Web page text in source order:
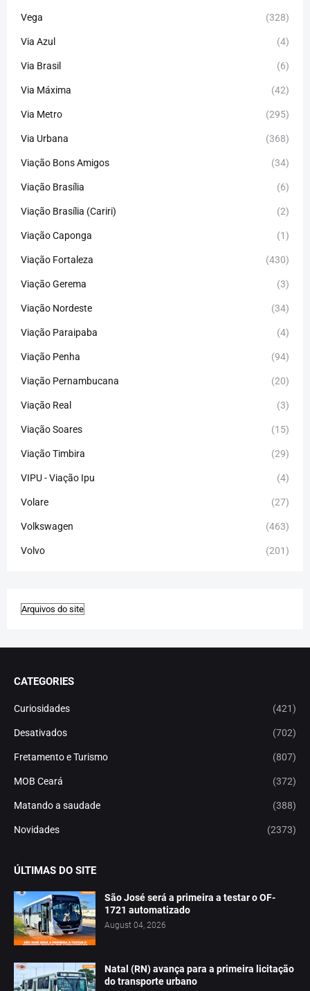
Vega (328)
Via Azul (4)
Via Brasil (6)
Via Máxima (42)
Via Metro (295)
Via Urbana (368)
Viação Bons Amigos (34)
Viação Brasília (6)
Viação Brasília (Cariri) (2)
Viação Caponga (1)
Viação Fortaleza (430)
Viação Gerema (3)
Viação Nordeste (34)
Viação Paraipaba (4)
Viação Penha (94)
Viação Pernambucana (20)
Viação Real (3)
Viação Soares (15)
Viação Timbira (29)
VIPU - Viação Ipu (4)
Volare (27)
Volkswagen (463)
Volvo (201)
CATEGORIES
Curiosidades (421)
Desativados (702)
Fretamento e Turismo (807)
MOB Ceará (372)
Matando a saudade (388)
Novidades (2373)
ÚLTIMAS DO SITE
São José será a primeira a testar o OF-
1721 automatizado
August 04, 2026
Natal (RN) avança para a primeira licitação
do transporte urbano